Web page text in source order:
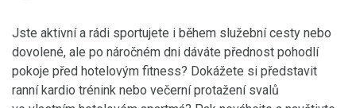
Jste aktivní a rádi sportujete i během služební cesty nebo
dovolené, ale po náročném dni dáváte přednost pohodlí
pokoje před hotelovým fitness? Dokážete si představit
ranní kardio trénink nebo večerní protažení svalů